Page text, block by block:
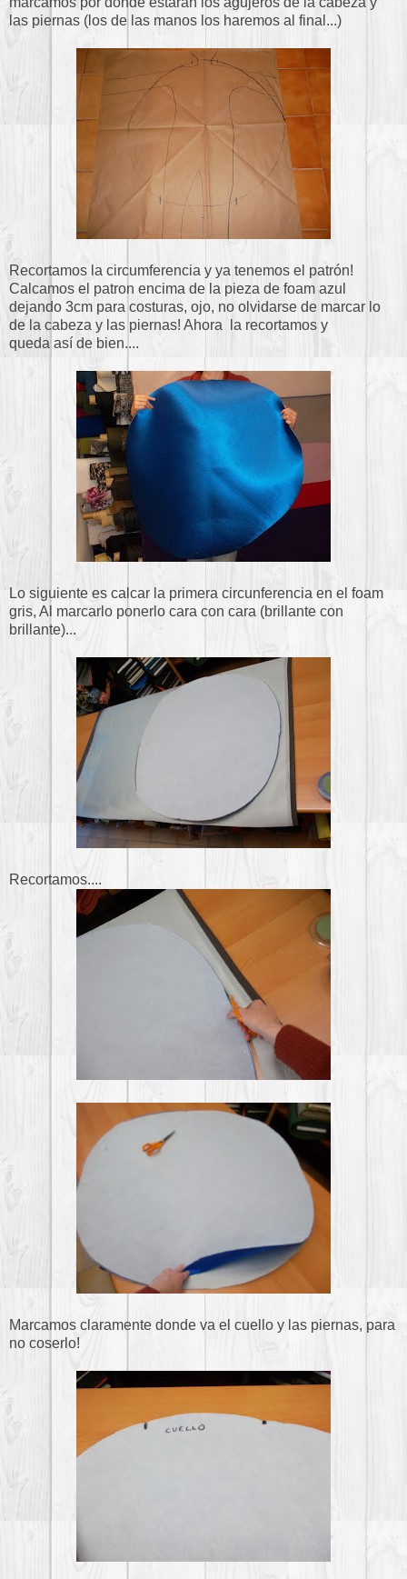
las piernas (los de las manos los haremos al final...)
Recortamos la circumferencia y ya tenemos el patrón!
Calcamos el patron encima de la pieza de foam azul
dejando 3cm para costuras, ojo, no olvidarse de marcar lo
de la cabeza y las piernas! Ahora la recortamos y
queda así de bien....
Lo siguiente es calcar la primera circunferencia en el foam
gris, Al marcarlo ponerlo cara con cara (brillante con
brillante)...
Recortamos....
Marcamos claramente donde va el cuello y las piernas, para
no coserlo!